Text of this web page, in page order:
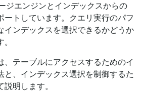
ジエンジンとインデックスからの
ートしています。クエリ実行のパフ
インデックスを選択できるかどうか
、テーブルにアクセスするためのイ
と、インデックス選択を制御するた
明します。